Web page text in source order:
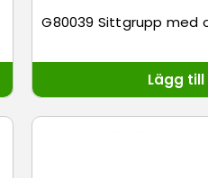
G80039 Sittgrupp med
Lägg till